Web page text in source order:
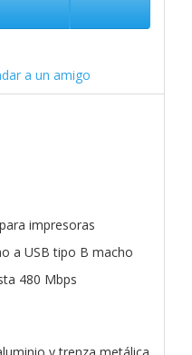
a un amigo
impresoras
a USB tipo B macho
480 Mbps
y trenza metálica